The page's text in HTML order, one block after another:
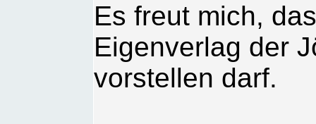
Es freut mich,
Eigenverlag der
vorstellen darf.